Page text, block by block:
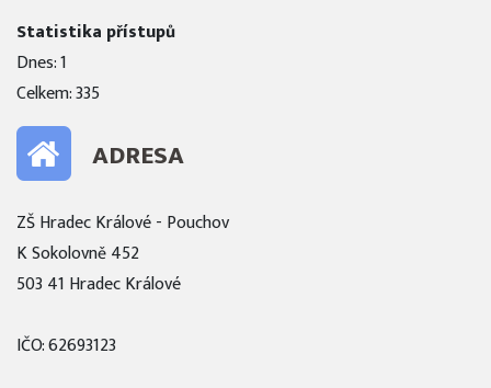
Statistika přístupů
Dnes: 1
Celkem: 335
ADRESA
ZŠ Hradec Králové - Pouchov
K Sokolovně 452
503 41 Hradec Králové
IČO: 62693123